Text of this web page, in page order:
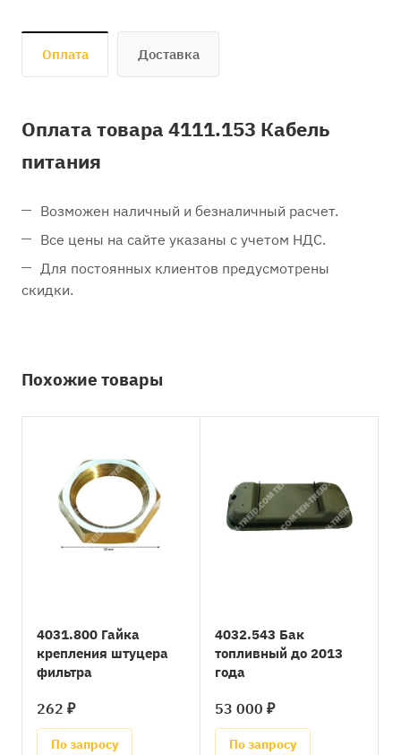
Оплата Доставка
Оплата товара 4111.153 Кабель
питания
Возможен наличный и безналичный расчет.
Все цены на сайте указаны с учетом НДС.
Для постоянных клиентов предусмотрены
скидки.
Похожие товары
4031.800 Гайка
крепления штуцера
фильтра
262 ₽
По запросу
4032.543 Бак
топливный до 2013
года
53 000 ₽
По запросу